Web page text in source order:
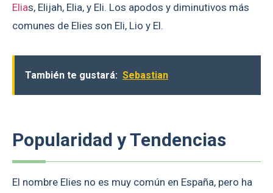
Elias, Elijah, Elia, y Eli. Los apodos y diminutivos más
comunes de Elies son Eli, Lio y El.
También te gustará: Sebastian
Popularidad y Tendencias
El nombre Elies no es muy común en España, pero ha